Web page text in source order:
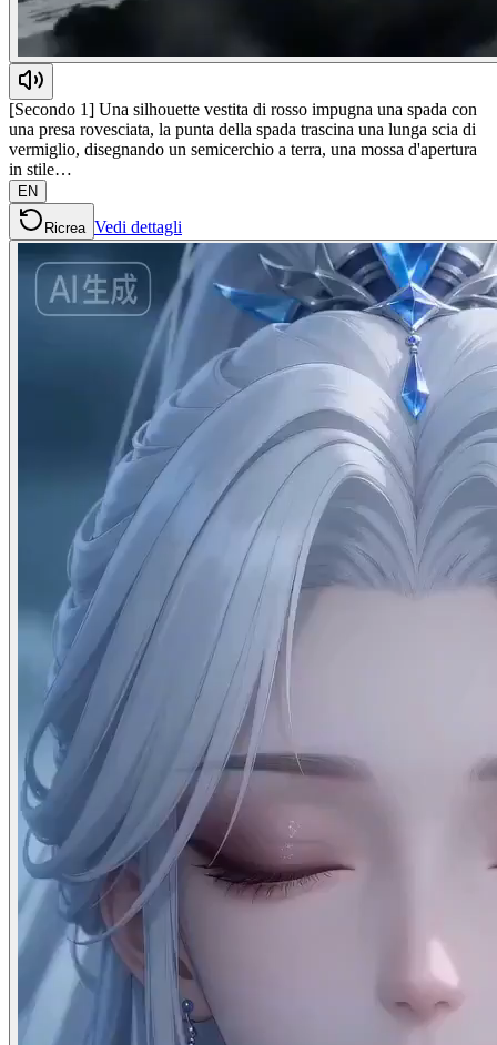
[Secondo 1] Una silhouette vestita di rosso impugna una spada con
una presa rovesciata, la punta della spada trascina una lunga scia di
vermiglio, disegnando un semicerchio a terra, una mossa d'apertura
in stile…
EN
Ricrea Vedi dettagli